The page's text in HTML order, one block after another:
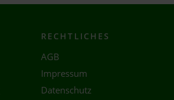
RECHTLICHES
AGB
Impressum
Datenschutz